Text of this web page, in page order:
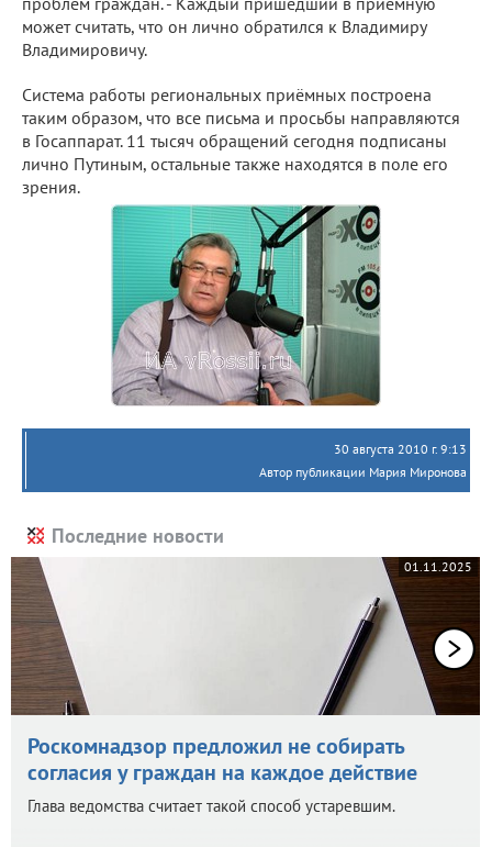
может считать, что он лично обратился к Владимиру
Владимировичу.
Система работы региональных приёмных построена
таким образом, что все письма и просьбы направляются
в Госаппарат. 11 тысяч обращений сегодня подписаны
лично Путиным, остальные также находятся в поле его
зрения.
30 августа 2010 г. 9:13
Автор публикации Мария Миронова
Последние новости
01.11.2025
Роскомнадзор предложил не собирать
согласия у граждан на каждое действие
Глава ведомства считает такой способ устаревшим.